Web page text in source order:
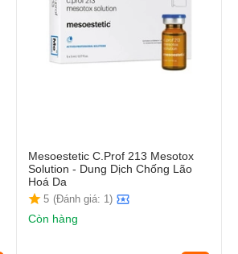
Mesoestetic C.Prof 213 Mesotox
Solution - Dung Dịch Chống Lão
Hoá Da
5 (Đánh giá: 1)
Còn hàng